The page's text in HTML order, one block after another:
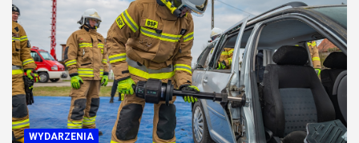
WYDARZENIA